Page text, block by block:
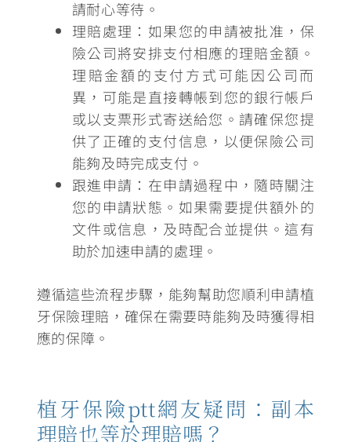
請耐心等待。
理賠處理： 如果您的申請被批准，保
險公司將安排支付相應的理賠金額。
理賠金額的支付方式可能因公司而
異，可能是直接轉帳到您的銀行帳戶
或以支票形式寄送給您。請確保您提
供了正確的支付信息，以便保險公司
能夠及時完成支付。
跟進申請： 在申請過程中，隨時關注
您的申請狀態。如果需要提供額外的
文件或信息，及時配合並提供。這有
助於加速申請的處理。
遵循這些流程步驟，能夠幫助您順利申請植
牙保險理賠，確保在需要時能夠及時獲得相
應的保障。
植牙保險ptt網友疑問：副本
理賠也等於理賠嗎？